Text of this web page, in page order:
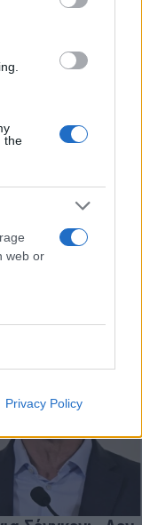
the
web or
Privacy Policy